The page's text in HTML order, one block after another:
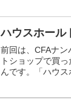
ハウスホール
前回は、CFAナ
トショップで買
んです。「ハウ